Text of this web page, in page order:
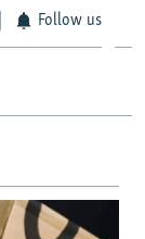
Follow us